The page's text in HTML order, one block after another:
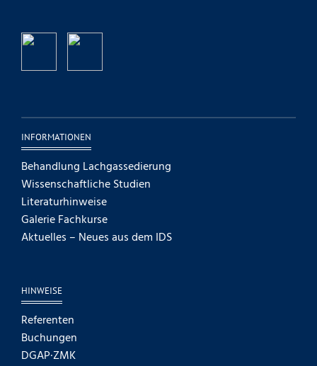
INFORMATIONEN
Behandlung Lachgassedierung
Wissenschaftliche Studien
Literaturhinweise
Galerie Fachkurse
Aktuelles – Neues aus dem IDS
HINWEISE
Referenten
Buchungen
DGAP·ZMK